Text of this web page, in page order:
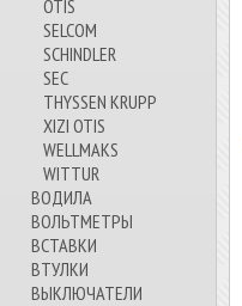
OTIS
SELCOM
SCHINDLER
SEC
THYSSEN KRUPP
XIZI OTIS
WELLMAKS
WITTUR
ВОДИЛА
ВОЛЬТМЕТРЫ
ВСТАВКИ
ВТУЛКИ
ВЫКЛЮЧАТЕЛИ